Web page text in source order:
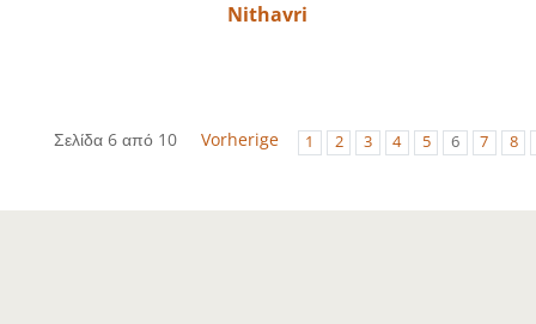
Nithavri
Σελίδα 6 από 10 Vorherige 1 2 3 4 5 6 7 8